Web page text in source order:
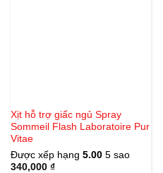
Xịt hỗ trợ giấc ngủ Spray
Sommeil Flash Laboratoire Pur
Vitae
Được xếp hạng 5.005 sao
340,000 ₫